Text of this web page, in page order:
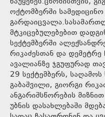
ოქტომბერში
მტკიცებულებებით
სექტემბერში
რიკაძესთან და
ავალიანზე ჯგუფურად
29 სექტემბერს,
გაბაშვილი, გიორგი
ანგარიშსწორების
უბნის დასახლებაში